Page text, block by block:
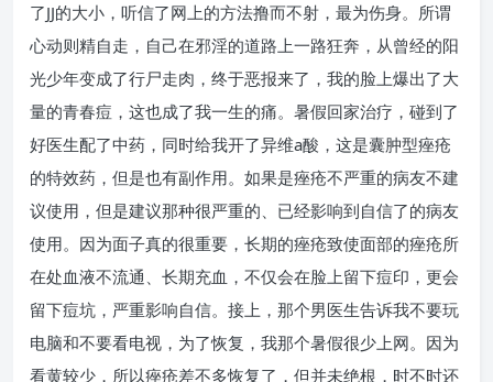
了JJ的大小，听信了网上的方法撸而不射，最为伤身。所谓
心动则精自走，自己在邪淫的道路上一路狂奔，从曾经的阳
光少年变成了行尸走肉，终于恶报来了，我的脸上爆出了大
量的青春痘，这也成了我一生的痛。暑假回家治疗，碰到了
好医生配了中药，同时给我开了异维a酸，这是囊肿型痤疮
的特效药，但是也有副作用。如果是痤疮不严重的病友不建
议使用，但是建议那种很严重的、已经影响到自信了的病友
使用。因为面子真的很重要，长期的痤疮致使面部的痤疮所
在处血液不流通、长期充血，不仅会在脸上留下痘印，更会
留下痘坑，严重影响自信。接上，那个男医生告诉我不要玩
电脑和不要看电视，为了恢复，我那个暑假很少上网。因为
看黄较少，所以痤疮差不多恢复了，但并未绝根，时不时还